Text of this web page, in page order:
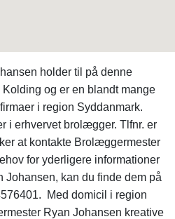
holder til på denne
og er en blandt mange
i region Syddanmark.
i erhvervet brolægger. Tlfnr. er
at kontakte Brolæggermester
for yderligere informationer
kan du finde dem på
Med domicil i region
Ryan Johansen kreative